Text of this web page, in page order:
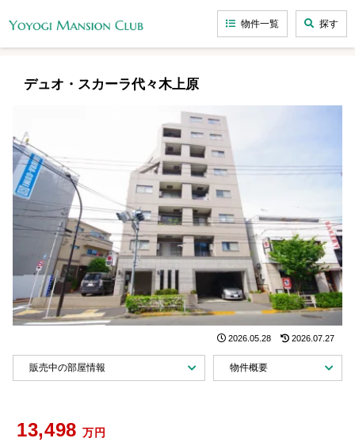
物件一覧 探す
デュオ・スカーラ代々木上原
2026.05.28 2026.07.27
販売中の部屋情報 物件概要
13,498 万円